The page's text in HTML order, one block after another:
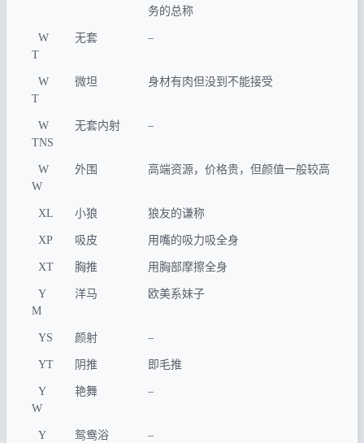
务的总称
W
T
无套 –
W
T
微坦 身材有肉但没到不能接受
W
TNS
无套内射 –
W
W
外围 高端资源，价格贵，但颜值一般较高
XL 小狼 狼友的谦称
XP 吸皮 用嘴的吸力吸全身
XT 胸推 用胸部摩擦全身
Y
M
洋马 欧美系妹子
YS 颜射 –
YT 阴推 即毛推
Y
W
艳舞 –
Y
鸳鸯浴 –